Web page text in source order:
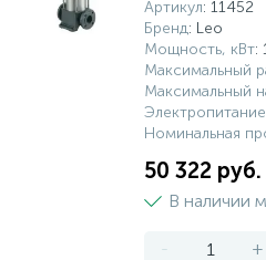
Артикул: 11452
Бренд: Leo
Мощность, кВт:
Максимальный
Максимальный
Номинальная
50 322 руб.
В наличии
- +